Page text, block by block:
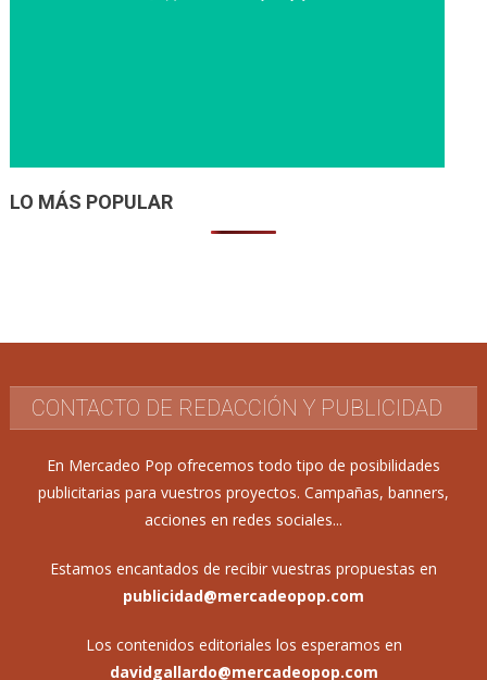
LO MÁS POPULAR
CONTACTO DE REDACCIÓN Y PUBLICIDAD
En Mercadeo Pop ofrecemos todo tipo de posibilidades
publicitarias para vuestros proyectos. Campañas, banners,
acciones en redes sociales...
Estamos encantados de recibir vuestras propuestas en
publicidad@mercadeopop.com
Los contenidos editoriales los esperamos en
davidgallardo@mercadeopop.com